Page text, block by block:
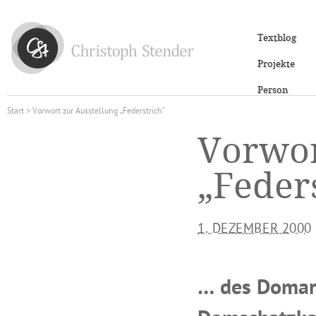
Textblog
Projekte
Person
Start> Vorwort zur Ausstellung „Federstrich“
1. DEZEMBER 2000
… des